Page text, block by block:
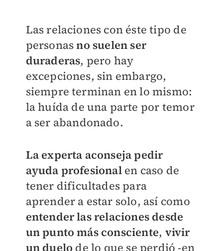
Las relaciones con éste tipo de
personasno suelen ser
duraderas, pero hay
excepciones, sin embargo,
siempre terminan en lo mismo:
la huída de una parte por temor
a ser abandonado.
La experta aconseja pedir
ayuda profesionalen caso de
tener dificultades para
aprender a estar solo, así como
entender las relaciones desde
un punto más consciente, vivir
un duelo de lo que se perdió -en